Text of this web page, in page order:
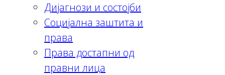
Дијагнози и состојби
Социјална заштита и
права
Права достапни од
правни лица